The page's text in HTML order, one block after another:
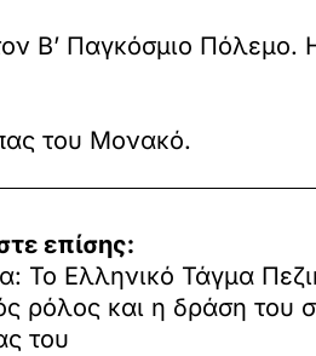
Β’ Παγκόσμιο Πόλεμο.
του Μονακό.
επίσης:
Το Ελληνικό Τάγμα
ρόλος και η δράση του
του